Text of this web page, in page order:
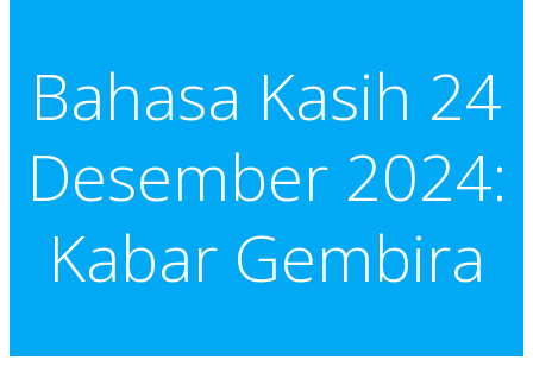
Bahasa Kasih 24
Desember 2024:
Kabar Gembira